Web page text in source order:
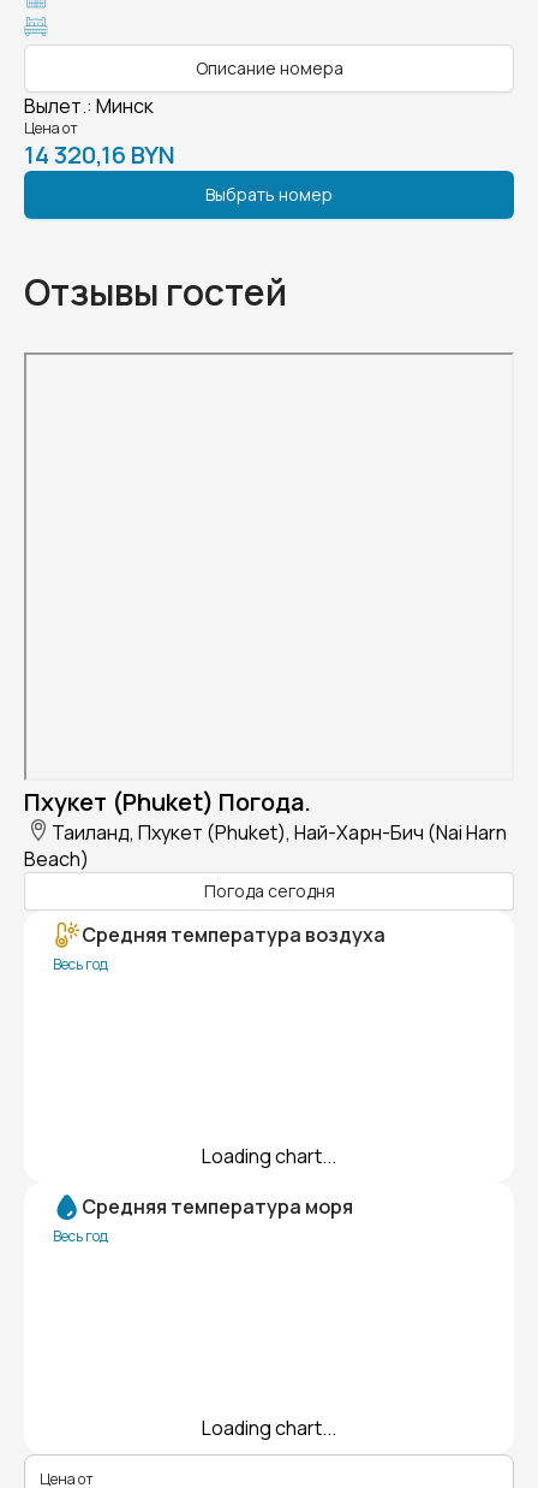
Описание номера
Вылет.: Минск
Цена от
14 320,16 BYN
Выбрать номер
Отзывы гостей
Пхукет (Phuket) Погода.
Таиланд, Пхукет (Phuket), Най-Харн-Бич (Nai Harn
Beach)
Погода сегодня
Средняя температура воздуха
Весь год
Loading chart...
Средняя температура моря
Весь год
Loading chart...
Цена от